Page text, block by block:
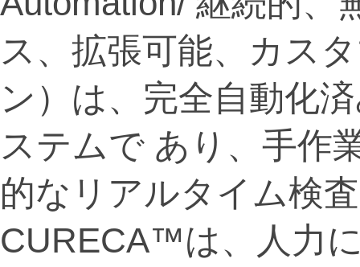
ス、拡張可能、カス
ン）は、完全自動化
ステムで あり、手作
的なリアルタイム検
CURECA™は、人力